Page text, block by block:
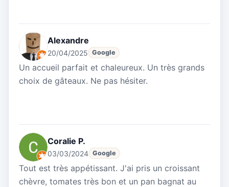
Alexandre
20/04/2025 Google
Un accueil parfait et chaleureux. Un très grands
choix de gâteaux. Ne pas hésiter.
Coralie P.
03/03/2024 Google
Tout est très appétissant. J'ai pris un croissant
chèvre, tomates très bon et un pan bagnat au